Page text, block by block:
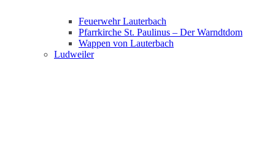
Feuerwehr Lauterbach
Pfarrkirche St. Paulinus – Der Warndtdom
Wappen von Lauterbach
Ludweiler